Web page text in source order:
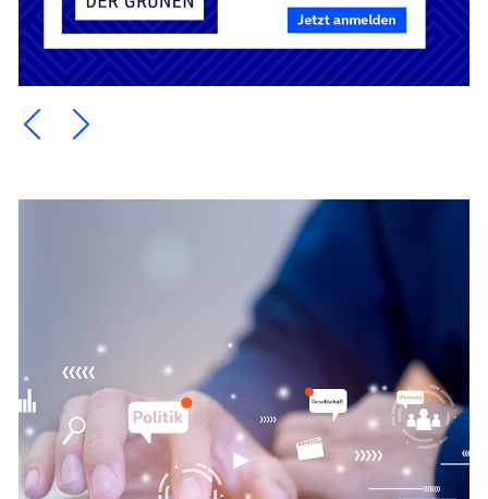
Ein Element zurück blättern
Ein Element weiter blättern